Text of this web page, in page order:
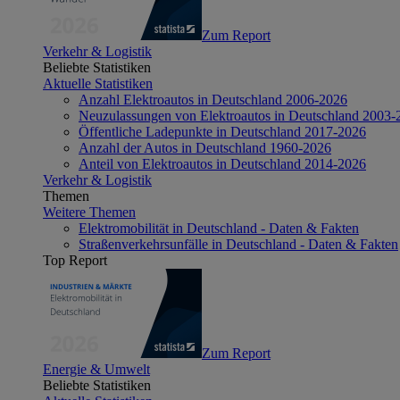
Zum Report
Verkehr & Logistik
Beliebte Statistiken
Aktuelle Statistiken
Anzahl Elektroautos in Deutschland 2006-2026
Neuzulassungen von Elektroautos in Deutschland 2003-
Öffentliche Ladepunkte in Deutschland 2017-2026
Anzahl der Autos in Deutschland 1960-2026
Anteil von Elektroautos in Deutschland 2014-2026
Verkehr & Logistik
Themen
Weitere Themen
Elektromobilität in Deutschland - Daten & Fakten
Straßenverkehrsunfälle in Deutschland - Daten & Fakten
Top Report
Zum Report
Energie & Umwelt
Beliebte Statistiken